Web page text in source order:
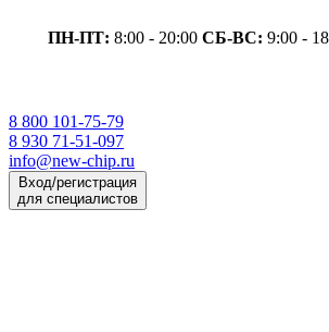
ПН-ПТ: 8:00 - 20:00 СБ-ВС: 9:00 -
8 800 101-75-79
8 930 71-51-097
info@new-chip.ru
Вход/регистрация
для специалистов